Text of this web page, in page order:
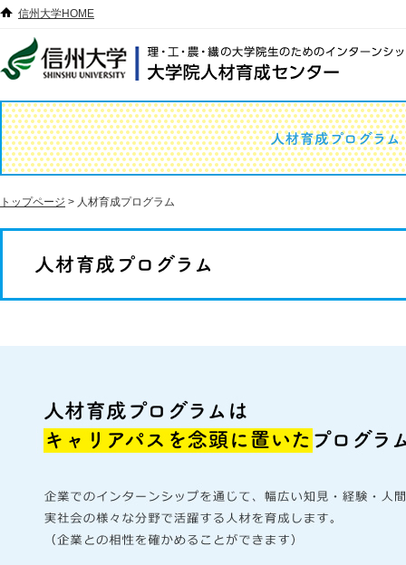
信州大学HOME
トップページ > 人材育成プログラム